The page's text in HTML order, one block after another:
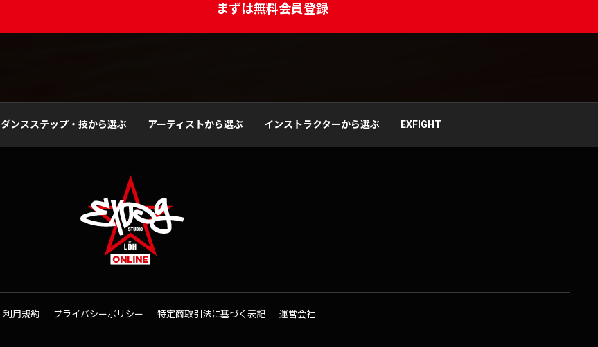
まずは無料会員登録
ダンスステップ・技から選ぶ アーティストから選ぶ インストラクターから選ぶ EXFIGHT
利用規約 プライバシーポリシー 特定商取引法に基づく表記 運営会社